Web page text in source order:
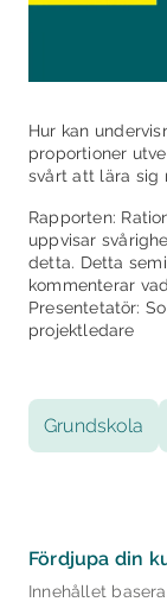
Hur kan
proportioner
svårt att lära sig
Rapporten:
uppvisar
detta. Detta
kommenterar
Presentetatör:
projektledare
Grundskola
Fördjupa din
Innehållet